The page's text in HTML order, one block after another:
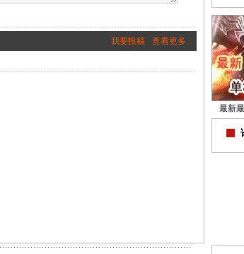
查看更多
我要投稿
最新